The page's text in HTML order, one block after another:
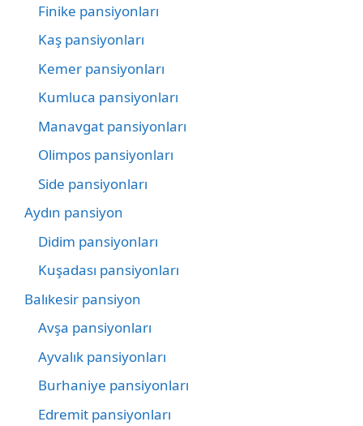
Finike pansiyonları
Kaş pansiyonları
Kemer pansiyonları
Kumluca pansiyonları
Manavgat pansiyonları
Olimpos pansiyonları
Side pansiyonları
Aydın pansiyon
Didim pansiyonları
Kuşadası pansiyonları
Balıkesir pansiyon
Avşa pansiyonları
Ayvalık pansiyonları
Burhaniye pansiyonları
Edremit pansiyonları